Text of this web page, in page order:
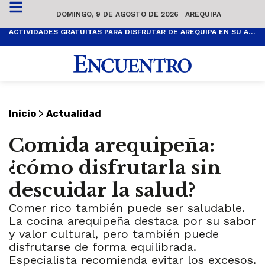
DOMINGO, 9 DE AGOSTO DE 2026 | AREQUIPA
ACTIVIDADES GRATUITAS PARA DISFRUTAR DE AREQUIPA EN SU ANIVERSARIO
Inicio > Actualidad
Comida arequipeña:
¿cómo disfrutarla sin
descuidar la salud?
Comer rico también puede ser saludable.
La cocina arequipeña destaca por su sabor
y valor cultural, pero también puede
disfrutarse de forma equilibrada.
Especialista recomienda evitar los excesos.